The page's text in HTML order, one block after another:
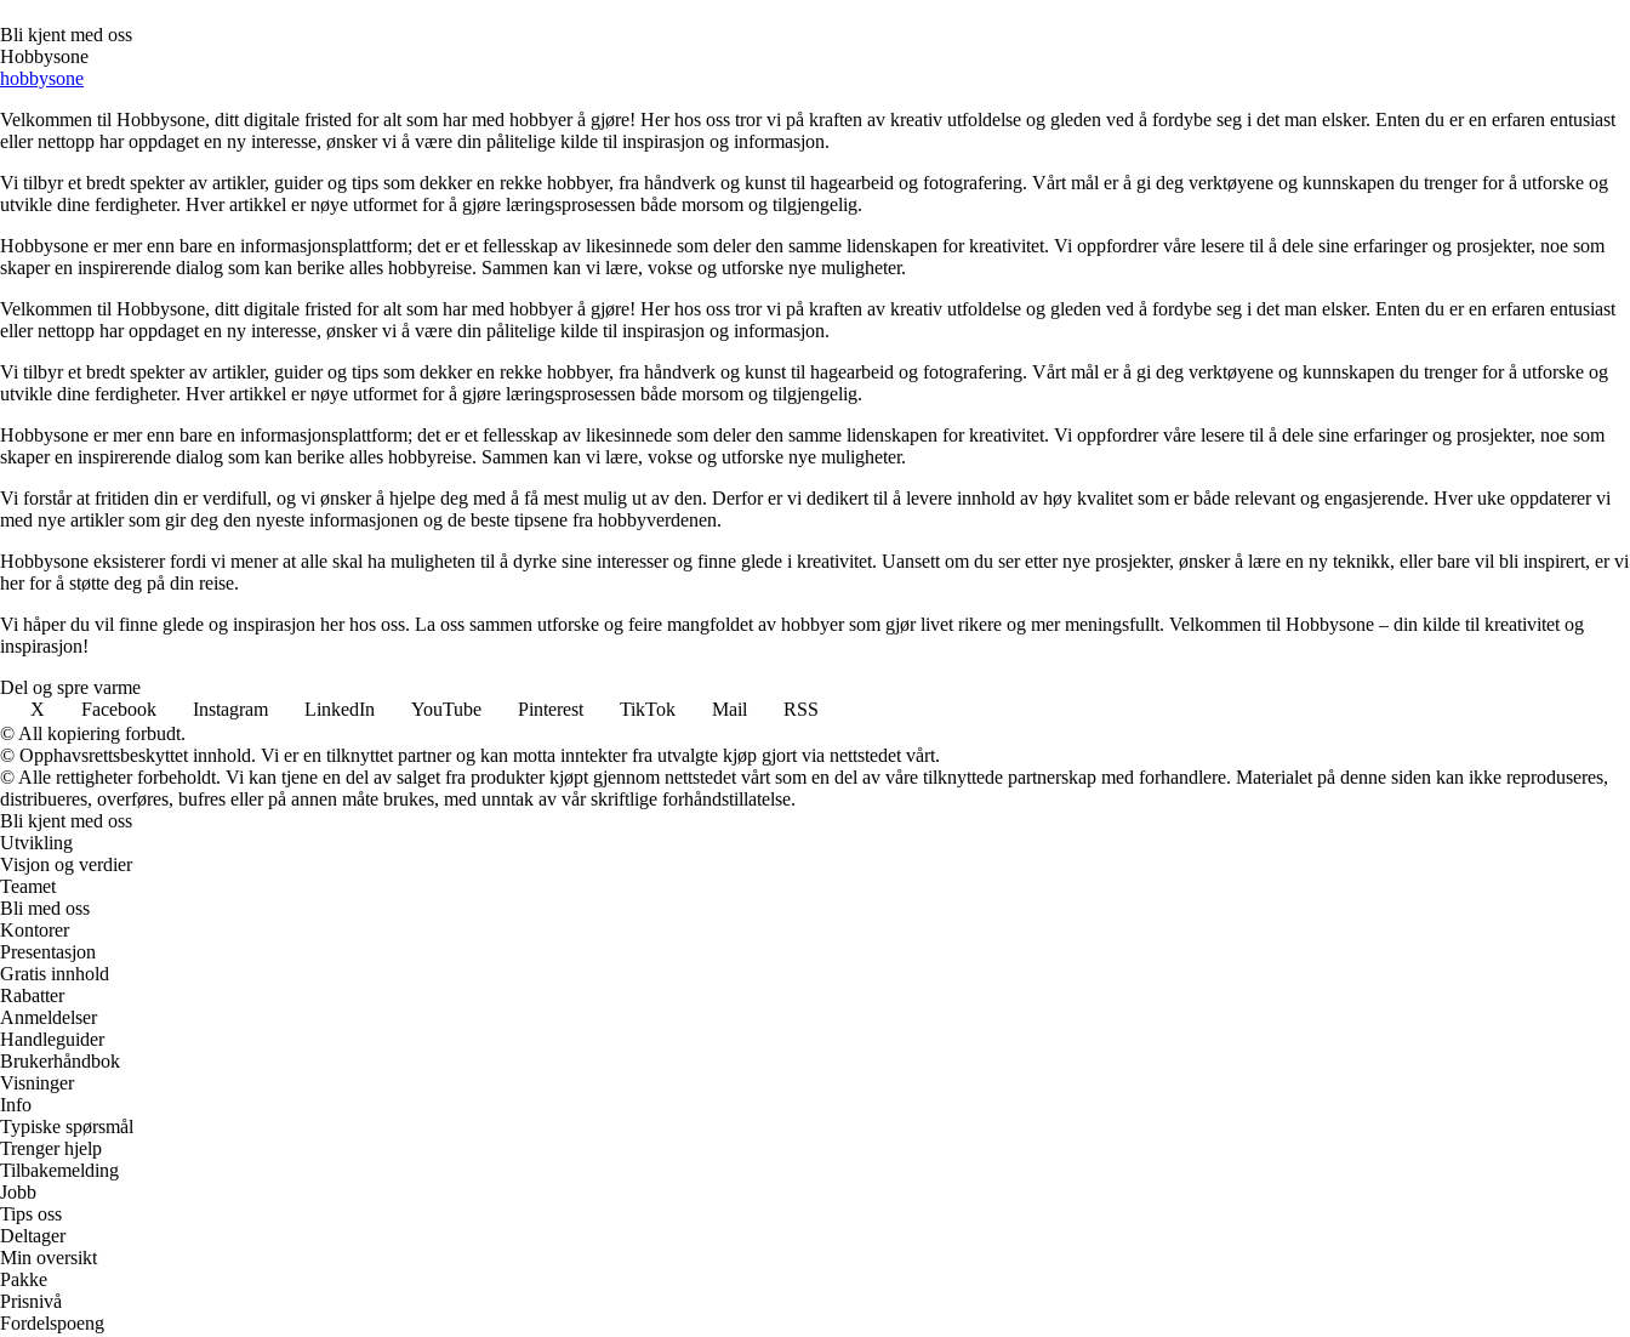
Bli kjent med oss
Hobbysone
hobbysone
Velkommen til Hobbysone, ditt digitale fristed for alt som har med hobbyer å gjøre! Her hos oss tror vi på kraften av kreativ utfoldelse og gleden ved å fordybe seg i det man elsker. Enten du er en erfaren entusiast
eller nettopp har oppdaget en ny interesse, ønsker vi å være din pålitelige kilde til inspirasjon og informasjon.
Vi tilbyr et bredt spekter av artikler, guider og tips som dekker en rekke hobbyer, fra håndverk og kunst til hagearbeid og fotografering. Vårt mål er å gi deg verktøyene og kunnskapen du trenger for å utforske og
utvikle dine ferdigheter. Hver artikkel er nøye utformet for å gjøre læringsprosessen både morsom og tilgjengelig.
Hobbysone er mer enn bare en informasjonsplattform; det er et fellesskap av likesinnede som deler den samme lidenskapen for kreativitet. Vi oppfordrer våre lesere til å dele sine erfaringer og prosjekter, noe som
skaper en inspirerende dialog som kan berike alles hobbyreise. Sammen kan vi lære, vokse og utforske nye muligheter.
Velkommen til Hobbysone, ditt digitale fristed for alt som har med hobbyer å gjøre! Her hos oss tror vi på kraften av kreativ utfoldelse og gleden ved å fordybe seg i det man elsker. Enten du er en erfaren entusiast
eller nettopp har oppdaget en ny interesse, ønsker vi å være din pålitelige kilde til inspirasjon og informasjon.
Vi tilbyr et bredt spekter av artikler, guider og tips som dekker en rekke hobbyer, fra håndverk og kunst til hagearbeid og fotografering. Vårt mål er å gi deg verktøyene og kunnskapen du trenger for å utforske og
utvikle dine ferdigheter. Hver artikkel er nøye utformet for å gjøre læringsprosessen både morsom og tilgjengelig.
Hobbysone er mer enn bare en informasjonsplattform; det er et fellesskap av likesinnede som deler den samme lidenskapen for kreativitet. Vi oppfordrer våre lesere til å dele sine erfaringer og prosjekter, noe som
skaper en inspirerende dialog som kan berike alles hobbyreise. Sammen kan vi lære, vokse og utforske nye muligheter.
Vi forstår at fritiden din er verdifull, og vi ønsker å hjelpe deg med å få mest mulig ut av den. Derfor er vi dedikert til å levere innhold av høy kvalitet som er både relevant og engasjerende. Hver uke oppdaterer vi
med nye artikler som gir deg den nyeste informasjonen og de beste tipsene fra hobbyverdenen.
Hobbysone eksisterer fordi vi mener at alle skal ha muligheten til å dyrke sine interesser og finne glede i kreativitet. Uansett om du ser etter nye prosjekter, ønsker å lære en ny teknikk, eller bare vil bli inspirert, er vi
her for å støtte deg på din reise.
Vi håper du vil finne glede og inspirasjon her hos oss. La oss sammen utforske og feire mangfoldet av hobbyer som gjør livet rikere og mer meningsfullt. Velkommen til Hobbysone – din kilde til kreativitet og
inspirasjon!
Del og spre varme
X
Facebook Instagram LinkedIn YouTube Pinterest TikTok Mail
RSS
© All kopiering forbudt.
© Opphavsrettsbeskyttet innhold. Vi er en tilknyttet partner og kan motta inntekter fra utvalgte kjøp gjort via nettstedet vårt.
© Alle rettigheter forbeholdt. Vi kan tjene en del av salget fra produkter kjøpt gjennom nettstedet vårt som en del av våre tilknyttede partnerskap med forhandlere. Materialet på denne siden kan ikke reproduseres,
distribueres, overføres, bufres eller på annen måte brukes, med unntak av vår skriftlige forhåndstillatelse.
Bli kjent med oss
Utvikling
Visjon og verdier
Teamet
Bli med oss
Kontorer
Presentasjon
Gratis innhold
Rabatter
Anmeldelser
Handleguider
Brukerhåndbok
Visninger
Info
Typiske spørsmål
Trenger hjelp
Tilbakemelding
Jobb
Tips oss
Deltager
Min oversikt
Pakke
Prisnivå
Fordelspoeng